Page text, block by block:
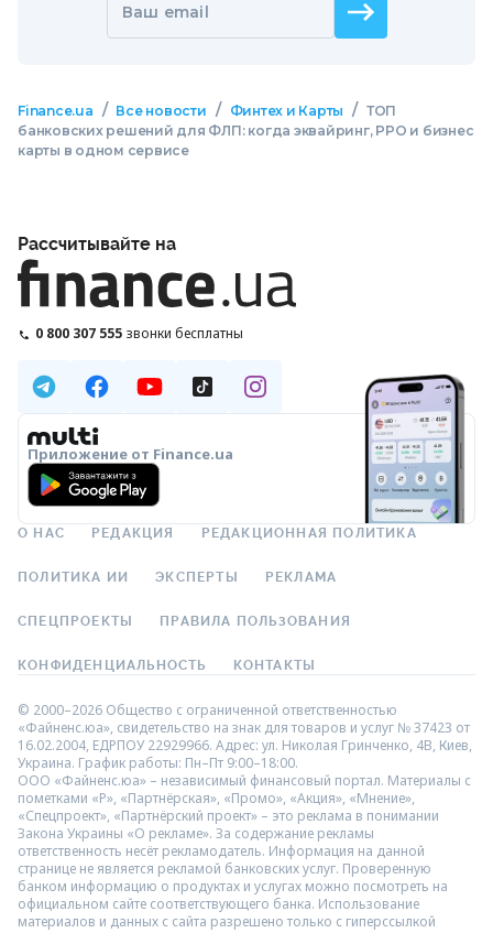
Ваш email
Finance.ua / Все новости / Финтех и Карты / ТОП
банковских решений для ФЛП: когда эквайринг, РРО и бизнес
карты в одном сервисе
Рассчитывайте на
0 800 307 555 звонки бесплатны
Приложение от Finance.ua
О НАС РЕДАКЦИЯ РЕДАКЦИОННАЯ ПОЛИТИКА
ПОЛИТИКА ИИ ЭКСПЕРТЫ РЕКЛАМА
СПЕЦПРОЕКТЫ ПРАВИЛА ПОЛЬЗОВАНИЯ
КОНФИДЕНЦИАЛЬНОСТЬ КОНТАКТЫ
© 2000–2026 Общество с ограниченной ответственностью
«Файненс.юа», свидетельство на знак для товаров и услуг № 37423 от
16.02.2004, ЕДРПОУ 22929966. Адрес: ул. Николая Гринченко, 4В, Киев,
Украина. График работы: Пн–Пт 9:00–18:00.
ООО «Файненс.юа» – независимый финансовый портал. Материалы с
пометками «Р», «Партнёрская», «Промо», «Акция», «Мнение»,
«Спецпроект», «Партнёрский проект» – это реклама в понимании
Закона Украины «О рекламе». За содержание рекламы
ответственность несёт рекламодатель. Информация на данной
странице не является рекламой банковских услуг. Проверенную
банком информацию о продуктах и услугах можно посмотреть на
официальном сайте соответствующего банка. Использование
материалов и данных с сайта разрешено только с гиперссылкой